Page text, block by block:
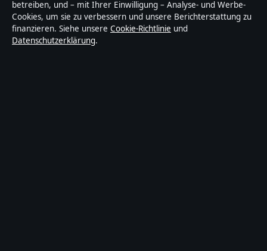
Nachrichtenanbieter mit Fokus auf Politik, Wirtschaft,
Technik und Gesellschaft in Deutschland. Jeder Artikel
trägt eine Byline, wird von einem Redakteur geprüft
und vor der Veröffentlichung faktengecheckt.
betreiben, und – mit Ihrer Einwilligung – Analyse- und Werbe-
Cookies, um sie zu verbessern und unsere Berichterstattung zu
finanzieren. Siehe unsere Cookie-Richtlinie und
Datenschutzerklärung.